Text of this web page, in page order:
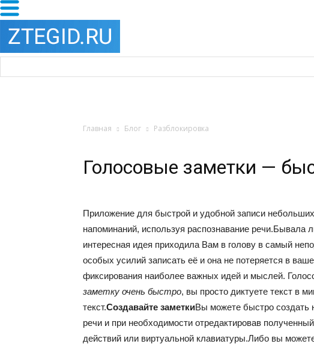
Главная Блог Разблокировка
Голосовые заметки —
Приложение для быстрой и удобной записи
напоминаний, используя распознавание речи.Бывала
интересная идея приходила Вам в голову в самый
особых усилий записать её и она не потеряется в
фиксирования наиболее важных идей и мыслей.
заметку очень быстро, вы просто диктуете текст в
текст.Создавайте заметкиВы можете быстро создать
речи и при необходимости отредактировав
действий или виртуальной клавиатуры.Либо вы